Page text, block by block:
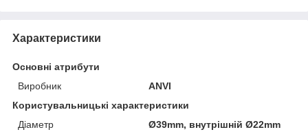
Характеристики
Основні атрибути
Виробник
ANVI
Користувальницькі характеристики
Діаметр
Ø39mm, внутрішній Ø22mm